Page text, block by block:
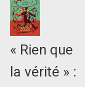
« Rien que
la vérité » :